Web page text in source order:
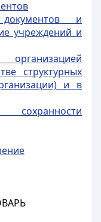
и
учреждений и
структурных
и в